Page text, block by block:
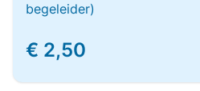
begeleider)
€ 2,50